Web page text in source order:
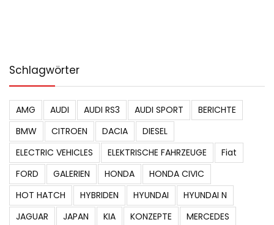
Schlagwörter
AMG AUDI AUDI RS3 AUDI SPORT
BERICHTE
BMW
CITROEN DACIA
DIESEL
ELECTRIC VEHICLES
ELEKTRISCHE FAHRZEUGE
Fiat
FORD
GALERIEN HONDA
HONDA CIVIC
HOT HATCH
HYBRIDEN HYUNDAI
HYUNDAI N
JAGUAR
JAPAN KIA KONZEPTE
MERCEDES